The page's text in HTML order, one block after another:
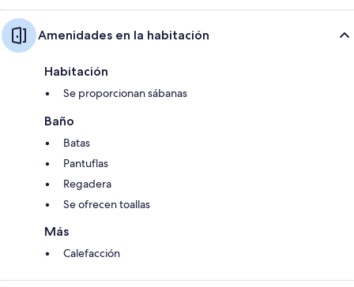
Amenidades en la habitación
Habitación
Se proporcionan sábanas
Baño
Batas
Pantuflas
Regadera
Se ofrecen toallas
Más
Calefacción